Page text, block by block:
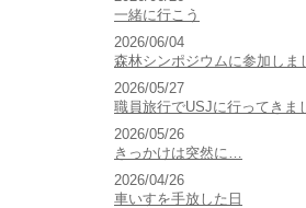
一緒に行こう
2026/06/04
森林シンポジウムに参加しま
2026/05/27
職員旅行でUSJに行ってきま
2026/05/26
きっかけは突然に…
2026/04/26
車いすを手放した日